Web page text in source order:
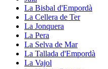
La Bisbal d'Empordà
La Cellera de Ter
La Jonquera
La Pera
La Selva de Mar
La Tallada d'Empordà
La Vajol